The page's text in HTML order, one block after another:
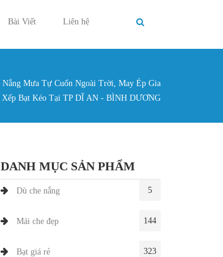
Bài Viết Liên hệ
Nắng Mưa Tự Cuốn Ngoài Trời, May Ép Gia
Xếp Bạt Kéo Tại TP DĨ AN - BÌNH DƯƠNG
DANH MỤC SẢN PHẨM
Dù che nắng 5
Mái che đẹp 144
Bạt giá rẻ 323